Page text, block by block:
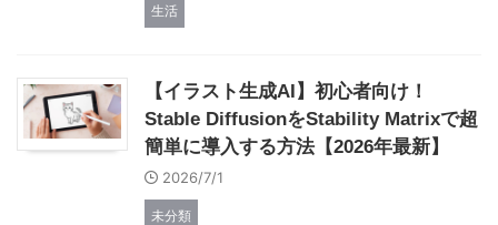
生活
【イラスト生成AI】初心者向け！
Stable DiffusionをStability Matrixで超
簡単に導入する方法【2026年最新】
2026/7/1
未分類